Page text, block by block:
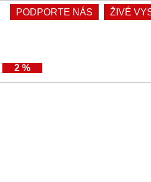
PODPORTE NÁS ŽIVÉ
2 %